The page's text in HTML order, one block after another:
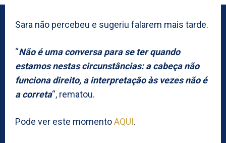
Sara não percebeu e sugeriu falarem mais tarde.
“Não é uma conversa para se ter quando
estamos nestas circunstâncias: a cabeça não
funciona direito, a interpretação às vezes não é
a correta“, rematou.
Pode ver este momentoAQUI.